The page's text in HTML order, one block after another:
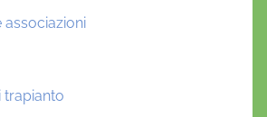
associazioni
trapianto